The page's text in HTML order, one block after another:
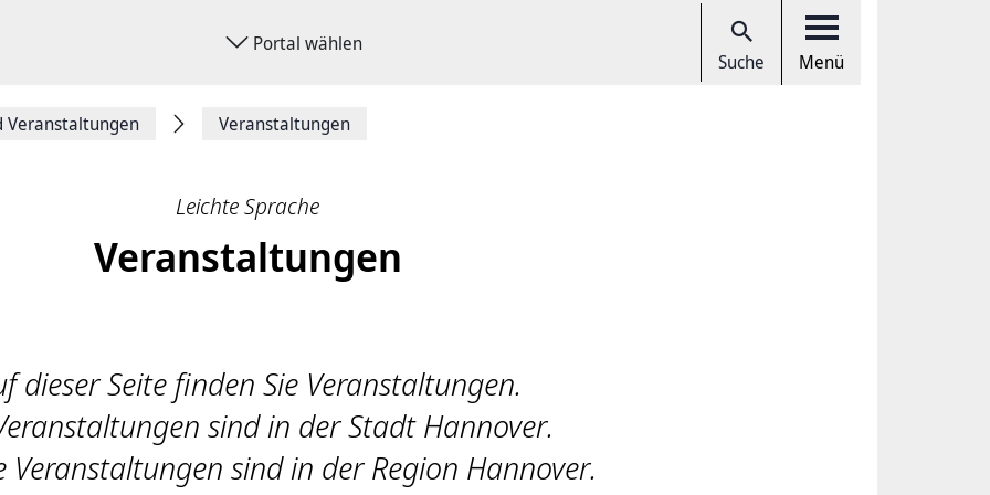
Portal wählen
Suche Menü
Veranstaltungen Veranstaltungen
Leichte Sprache
Veranstaltungen
dieser Seite finden Sie Veranstaltungen.
sind in der Stadt Hannover.
Veranstaltungen sind in der Region Hannover.